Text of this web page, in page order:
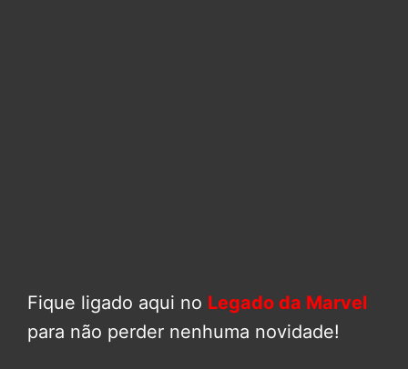
Fique ligado aqui no Legado da Marvel
para não perder nenhuma novidade!